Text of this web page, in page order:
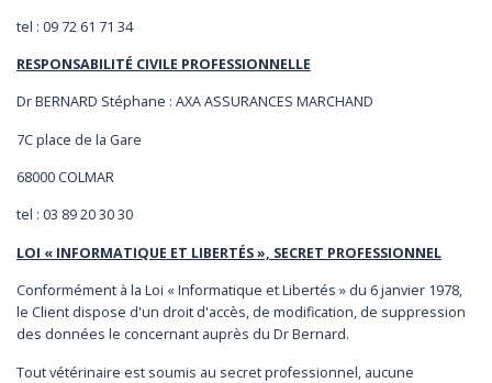
tel : 09 72 61 71 34
RESPONSABILITÉ CIVILE PROFESSIONNELLE
Dr BERNARD Stéphane : AXA ASSURANCES MARCHAND
7C place de la Gare
68000 COLMAR
tel : 03 89 20 30 30
LOI « INFORMATIQUE ET LIBERTÉS », SECRET PROFESSIONNEL
Conformément à la Loi « Informatique et Libertés » du 6 janvier 1978,
le Client dispose d'un droit d'accès, de modification, de suppression
des données le concernant auprès du Dr Bernard.
Tout vétérinaire est soumis au secret professionnel, aucune